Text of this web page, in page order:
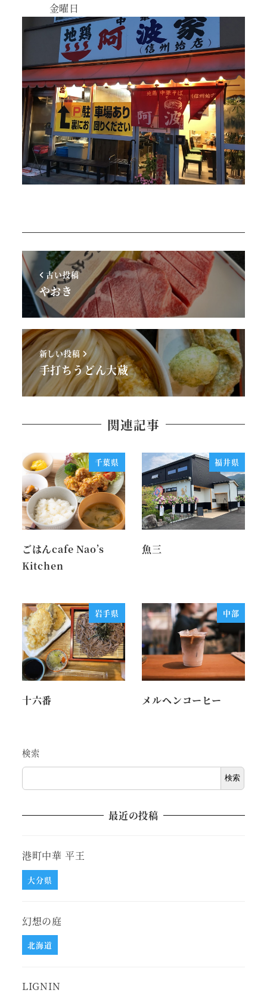
金曜日
古い投稿
やおき
新しい投稿
手打ちうどん大蔵
関連記事
千葉県
ごはんcafe Nao’s
Kitchen
福井県
魚三
岩手県
十六番
中部
メルヘンコーヒー
検索
検索
最近の投稿
港町中華 平王
大分県
幻想の庭
北海道
LIGNIN